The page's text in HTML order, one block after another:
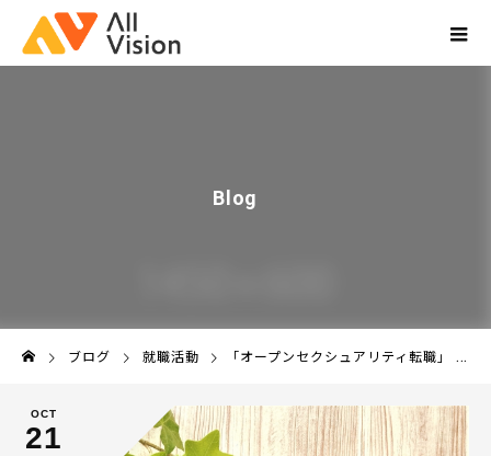
Blog
ブログ 就職活動 「オープンセクシュアリティ転職」 ネガティブな転職を新しいスタートへ！
OCT
21